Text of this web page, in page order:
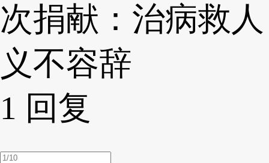
次捐献：治病救人
义不容辞
1 回复